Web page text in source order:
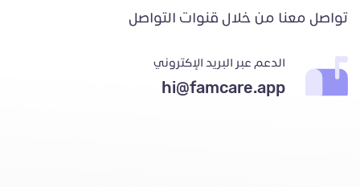
تواصل معنا من خلال قنوات التواصل
الدعم عبر البريد الإكتروني
hi@famcare.app